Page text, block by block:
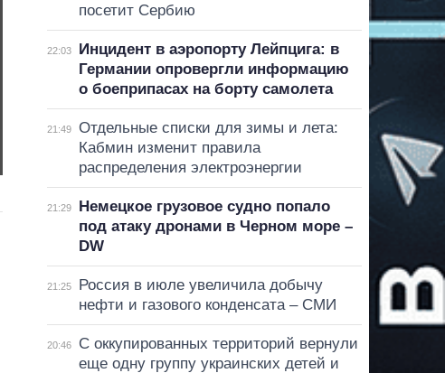
посетит Сербию
22:03
Инцидент в аэропорту Лейпцига: в
Германии опровергли информацию
о боеприпасах на борту самолета
21:49
Отдельные списки для зимы и лета:
Кабмин изменит правила
распределения электроэнергии
21:29
Немецкое грузовое судно попало
под атаку дронами в Черном море –
DW
21:25
Россия в июле увеличила добычу
нефти и газового конденсата – СМИ
20:46
С оккупированных территорий вернули
еще одну группу украинских детей и